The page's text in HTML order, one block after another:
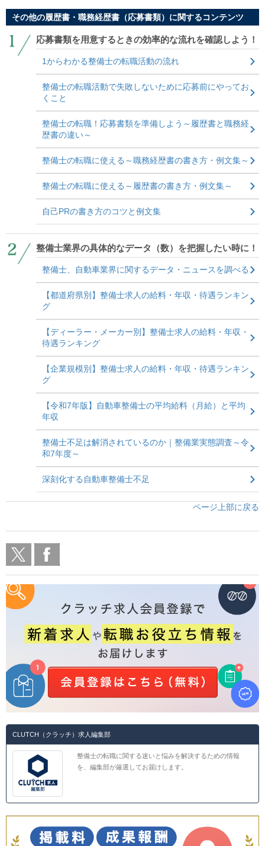
その他の履歴書・職務経歴書（応募書類）に関するコンテンツ
応募書類を用意するときの効率的な流れを確認しよう！
1からわかる整備士の転職活動の流れ
整備士の転職活動で失敗しないために応募前にやってお
くこと
整備士の転職！応募書類を準備しよう～履歴書と職務経
歴書の違い～
整備士の転職に使える～職務経歴書の書き方・例文集～
整備士の転職に使える～履歴書の書き方・例文集～
自己PRの書き方のコツと例文集
整備士業界の具体的なデータ（数）を把握したい時に！
整備士、自動車業界に関するデータ・ニュースを調べる
【都道府県別】整備士求人の給料・年収・待遇ランキン
グ
【ディーラー・メーカー別】整備士求人の給料・年収・
待遇ランキング
【企業規模別】整備士求人の給料・年収・待遇ランキン
グ
【令和7年版】自動車整備士の平均給料（月給）と平均
年収
整備士不足は解消されているのか｜整備業実態調査～令
和7年度～
深刻化する自動車整備士不足
ページ上部に戻る
CLUTCH（クラッチ）求人編集部
整備士の転職に関する迷いと悩みを解決するための情報
を、編集部が厳選してお届けします。